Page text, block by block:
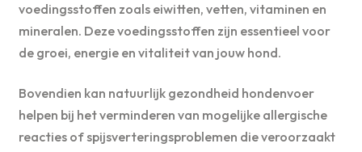
voedingsstoffen zoals eiwitten, vetten, vitaminen en
mineralen. Deze voedingsstoffen zijn essentieel voor
de groei, energie en vitaliteit van jouw hond.
Bovendien kan natuurlijk gezondheid hondenvoer
helpen bij het verminderen van mogelijke allergische
reacties of spijsverteringsproblemen die veroorzaakt